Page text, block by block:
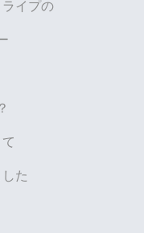
イプの
た